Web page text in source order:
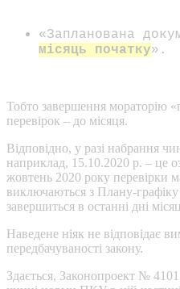
«Запланована
місяць початку».
Тобто завершення мораторію
перевірок – до місяця.
Відповідно, у разі набрання
наприклад, 15.10.2020 р. – це
жовтень 2020 року перевірки
виключаються з Плану-
завершиться в останні дні
Наведене ніяк не відповідає
передбачуваності закону.
Здається, Законопроект №